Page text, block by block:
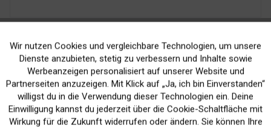
Kein Verlust der
Druckergarantie
Versand innerhalb von
24H*
Funktionale Aktiv
Marketing Inaktiv
Tracking Inaktiv
Wir nutzen Cookies und vergleichbare Technologien, um unsere
Dienste anzubieten, stetig zu verbessern und Inhalte sowie
Werbeanzeigen personalisiert auf unserer Website und
Partnerseiten anzuzeigen. Mit Klick auf „Ja, ich bin Einverstanden“
willigst du in die Verwendung dieser Technologien ein. Deine
Einwilligung kannst du jederzeit über die Cookie-Schaltfläche mit
Wirkung für die Zukunft widerrufen oder ändern. Sie können Ihre